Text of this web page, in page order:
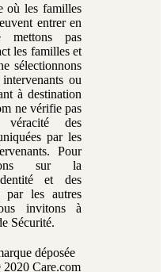
où les familles
entrer en
mettons pas
les familles et
sélectionnons
ou
à destination
ne vérifie pas
des
par les
Pour
sur la
et des
par les autres
invitons à
Sécurité.
déposée
Care.com